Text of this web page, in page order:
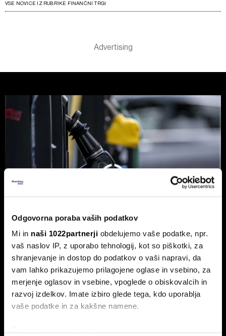
Odgovorna poraba vaših podatkov
Mi in naši 1022partnerji obdelujemo vaše podatke, npr.
vaš naslov IP, z uporabo tehnologij, kot so piškotki, za
shranjevanje in dostop do podatkov o vaši napravi, da
vam lahko prikazujemo prilagojene oglase in vsebino, za
merjenje oglasov in vsebine, vpoglede o obiskovalcih in
razvoj izdelkov. Imate izbiro glede tega, kdo uporablja
vaše podatke in za kakšne namene.
VSE NOVICE IZ RUBRIKE FINANČNI TRGI
Od kod prihaja dizel v Slovenijo in ali
bo cena še naprej rasla
Od začetka leta se je sod surove nafte brent podražil za
več kot 30 odstotkov. A potrošniki na bencinskih črpalkah